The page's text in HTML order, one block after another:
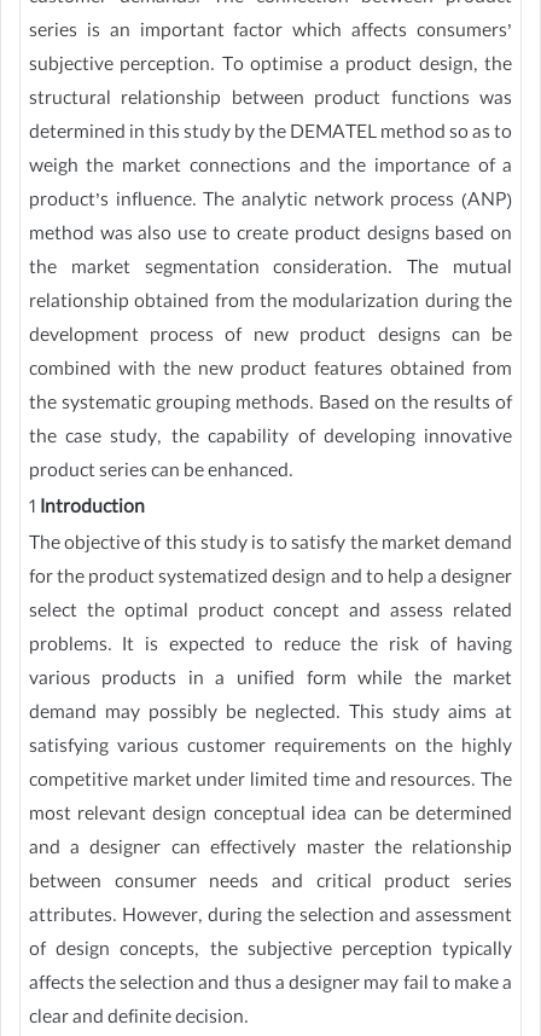
series is an important factor which affects consumers’
subjective perception. To optimise a product design, the
structural relationship between product functions was
determined in this study by the DEMATEL method so as to
weigh the market connections and the importance of a
product’s influence. The analytic network process (ANP)
method was also use to create product designs based on
the market segmentation consideration. The mutual
relationship obtained from the modularization during the
development process of new product designs can be
combined with the new product features obtained from
the systematic grouping methods. Based on the results of
the case study, the capability of developing innovative
product series can be enhanced.
1 Introduction
The objective of this study is to satisfy the market demand
for the product systematized design and to help a designer
select the optimal product concept and assess related
problems. It is expected to reduce the risk of having
various products in a unified form while the market
demand may possibly be neglected. This study aims at
satisfying various customer requirements on the highly
competitive market under limited time and resources. The
most relevant design conceptual idea can be determined
and a designer can effectively master the relationship
between consumer needs and critical product series
attributes. However, during the selection and assessment
of design concepts, the subjective perception typically
affects the selection and thus a designer may fail to make a
clear and definite decision.